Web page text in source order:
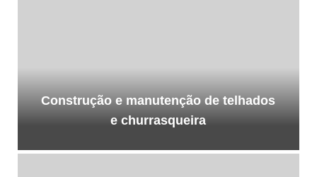
Construção e manutenção de telhados
e churrasqueira